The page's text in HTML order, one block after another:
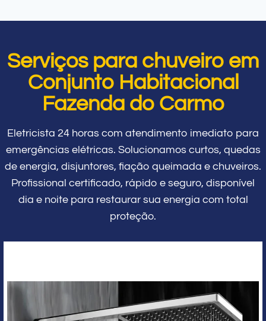
Serviços para chuveiro em
Conjunto Habitacional
Fazenda do Carmo
Eletricista 24 horas com atendimento imediato para
emergências elétricas. Solucionamos curtos, quedas
de energia, disjuntores, fiação queimada e chuveiros.
Profissional certificado, rápido e seguro, disponível
dia e noite para restaurar sua energia com total
proteção.